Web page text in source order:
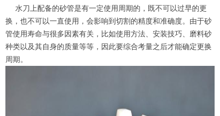
水刀上配备的砂管是有一定使用周期的，既不可以过早的更
换，也不可以一直使用，会影响到切割的精度和准确度。由于砂
管使用寿命与很多因素有关，比如使用方法、安装技巧、磨料砂
种类以及其自身的质量等等，因此要综合考量之后才能确定更换
周期。